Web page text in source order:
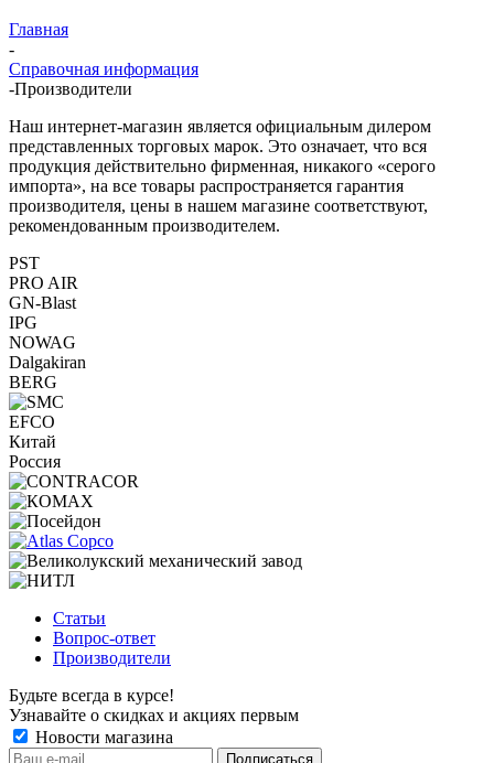
Главная
-
Справочная информация
-Производители
Наш интернет-магазин является официальным дилером
представленных торговых марок. Это означает, что вся
продукция действительно фирменная, никакого «серого
импорта», на все товары распространяется гарантия
производителя, цены в нашем магазине соответствуют,
рекомендованным производителем.
PST
PRO AIR
GN-Blast
IPG
NOWAG
Dalgakiran
BERG
EFCO
Китай
Россия
Статьи
Вопрос-ответ
Производители
Будьте всегда в курсе!
Узнавайте о скидках и акциях первым
Новости магазина